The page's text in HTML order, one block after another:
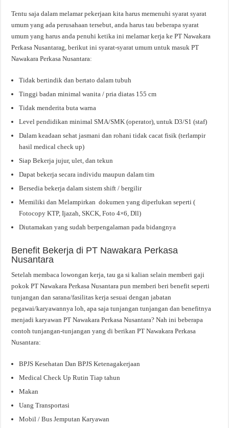
Tentu saja dalam melamar pekerjaan kita harus memenuhi syarat syarat
umum yang ada perusahaan tersebut, anda harus tau beberapa syarat
umum yang harus anda penuhi ketika ini melamar kerja ke PT Nawakara
Perkasa Nusantarag, berikut ini syarat-syarat umum untuk masuk PT
Nawakara Perkasa Nusantara:
Tidak bertindik dan bertato dalam tubuh
Tinggi badan minimal wanita / pria diatas 155 cm
Tidak menderita buta warna
Level pendidikan minimal SMA/SMK (operator), untuk D3/S1 (staf)
Dalam keadaan sehat jasmani dan rohani tidak cacat fisik (terlampir
hasil medical check up)
Siap Bekerja jujur, ulet, dan tekun
Dapat bekerja secara individu maupun dalam tim
Bersedia bekerja dalam sistem shift / bergilir
Memiliki dan Melampirkan dokumen yang diperlukan seperti (
Fotocopy KTP, Ijazah, SKCK, Foto 4×6, Dll)
Diutamakan yang sudah berpengalaman pada bidangnya
Benefit Bekerja di PT Nawakara Perkasa
Nusantara
Setelah membaca lowongan kerja, tau ga si kalian selain memberi gaji
pokok PT Nawakara Perkasa Nusantara pun memberi beri benefit seperti
tunjangan dan sarana/fasilitas kerja sesuai dengan jabatan
pegawai/karyawannya loh, apa saja tunjangan tunjangan dan benefitnya
menjadi karyawan PT Nawakara Perkasa Nusantara? Nah ini beberapa
contoh tunjangan-tunjangan yang di berikan PT Nawakara Perkasa
Nusantara:
BPJS Kesehatan Dan BPJS Ketenagakerjaan
Medical Check Up Rutin Tiap tahun
Makan
Uang Transportasi
Mobil / Bus Jemputan Karyawan